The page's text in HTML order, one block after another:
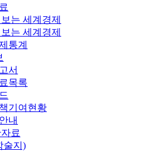
는 세계경제
는 세계경제
통계
서
목록
기여현황
내
료
술지)